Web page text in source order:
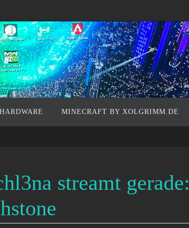
MINECRAFT BY XOLGRIMM.DE
streamt gerade: